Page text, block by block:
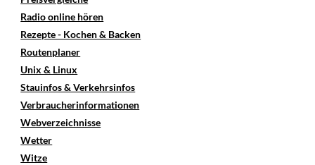
Radio online hören
Rezepte - Kochen & Backen
Routenplaner
Unix & Linux
Stauinfos & Verkehrsinfos
Verbraucherinformationen
Webverzeichnisse
Wetter
Witze